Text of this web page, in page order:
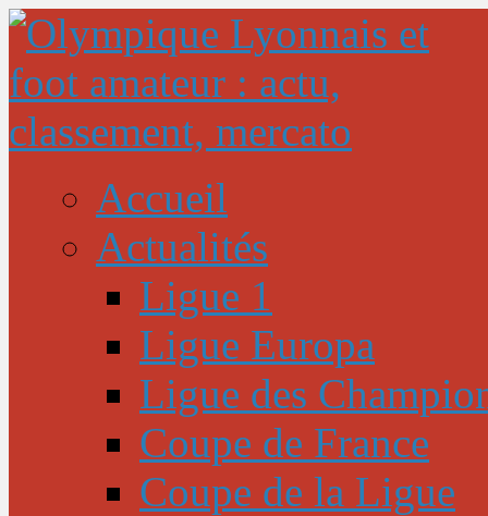
Accueil
Actualités
Ligue 1
Ligue Europa
Ligue des
Coupe de France
Coupe de la Ligue